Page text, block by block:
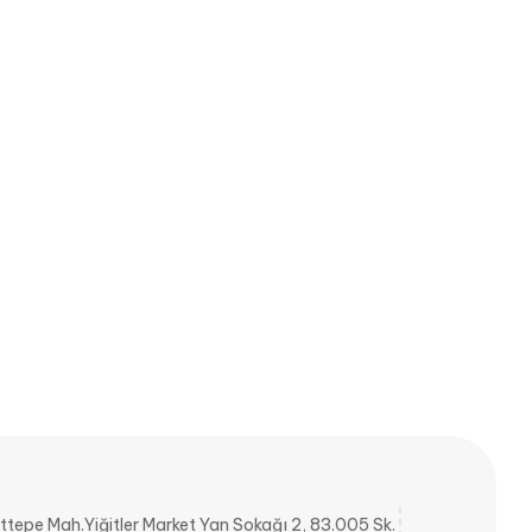
Mah.Yiğitler Market Yan Sokağı 2, 83.005 Sk.